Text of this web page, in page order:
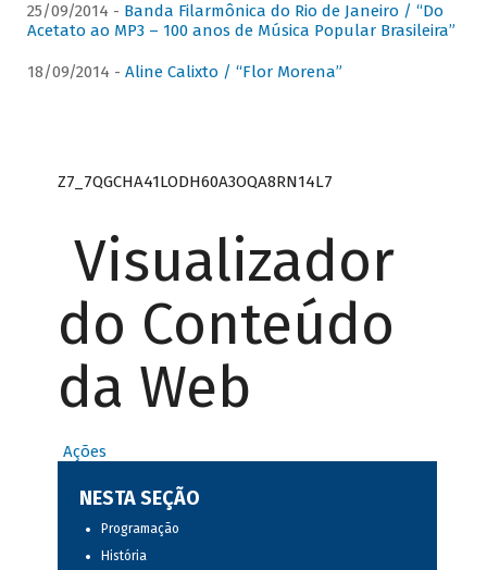
25/09/2014 - Banda Filarmônica do Rio de Janeiro / “Do
Acetato ao MP3 – 100 anos de Música Popular Brasileira”
18/09/2014 - Aline Calixto / “Flor Morena”
Z7_7QGCHA41LODH60A3OQA8RN14L7
Visualizador
do Conteúdo
da Web
Ações
NESTA SEÇÃO
Programação
História